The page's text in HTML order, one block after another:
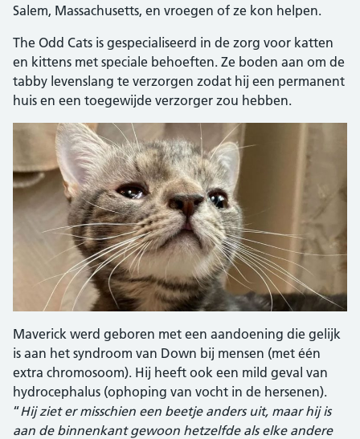
Salem, Massachusetts, en vroegen of ze kon helpen.
The Odd Cats is gespecialiseerd in de zorg voor katten
en kittens met speciale behoeften. Ze boden aan om de
tabby levenslang te verzorgen zodat hij een permanent
huis en een toegewijde verzorger zou hebben.
Maverick werd geboren met een aandoening die gelijk
is aan het syndroom van Down bij mensen (met één
extra chromosoom). Hij heeft ook een mild geval van
hydrocephalus (ophoping van vocht in de hersenen).
“Hij ziet er misschien een beetje anders uit, maar hij is
aan de binnenkant gewoon hetzelfde als elke andere